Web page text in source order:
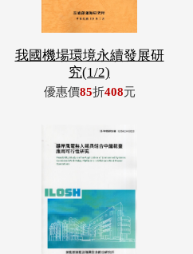
我國機場環境永續發展研
究(1/2)
優惠價85折408元